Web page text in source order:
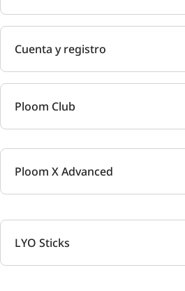
Cuenta y registro
Ploom Club
Ploom X Advanced
LYO Sticks